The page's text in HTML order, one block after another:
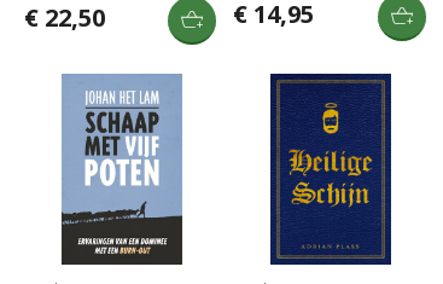
persoonlijke groei. Leer
van Adam, Eva, Noach
en de aartsvaders hoe
je als leider meer op
God kunt lijken en
dichter bij de Bron kunt
blijven om als mens en
leider te groeien. Een
inspirerend boek voor
elke geboren leider.
€ 22,50
Jezus Christus te delen.
Na de Holocaust biedt
duizenden, zelfs aan
haar voormalige
kampbewaker. Een
aangrijpende getuigenis
van vergeving en
geloof.
€ 14,95